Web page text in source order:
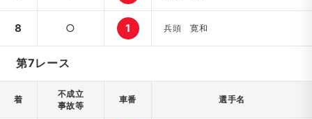
8 ○ 1 兵頭 寛和
第7レース
着
不成立
事故等
車番 選手名